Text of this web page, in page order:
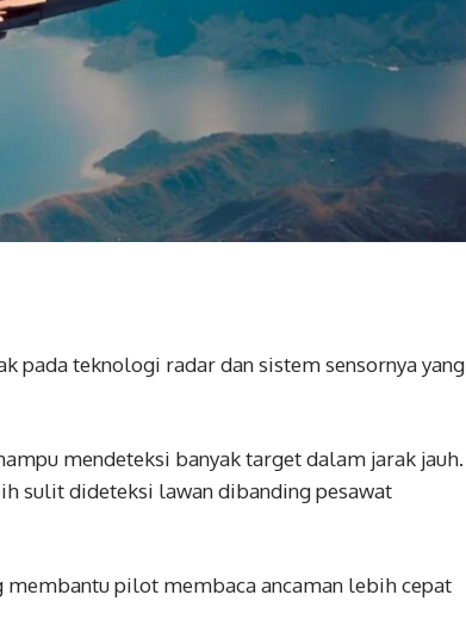
pada teknologi radar dan sistem sensornya yang
mendeteksi banyak target dalam jarak jauh.
sulit dideteksi lawan dibanding pesawat
pilot membaca ancaman lebih cepat